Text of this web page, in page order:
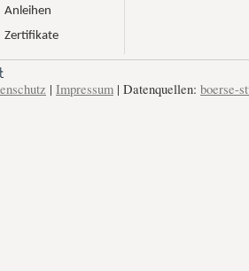
Anleihen
Zertifikate
| Impressum | Datenquellen: boerse-